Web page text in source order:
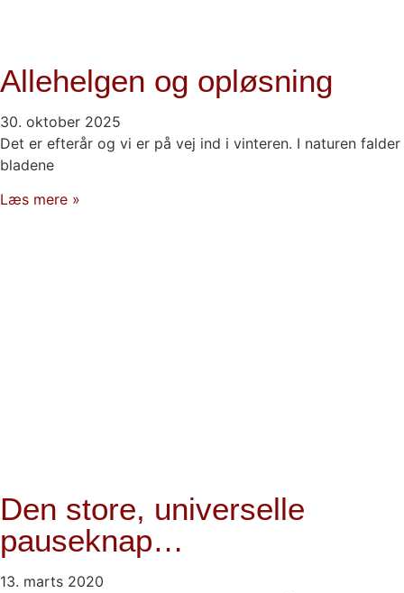
Allehelgen og opløsning
30. oktober 2025
Det er efterår og vi er på vej ind i vinteren. I naturen falder
bladene
Læs mere »
Den store, universelle
pauseknap…
13. marts 2020